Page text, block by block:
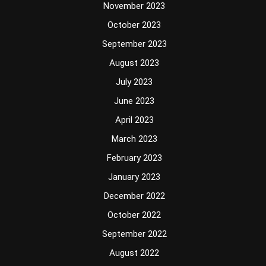
November 2023
October 2023
September 2023
August 2023
July 2023
June 2023
April 2023
March 2023
February 2023
January 2023
December 2022
October 2022
September 2022
August 2022